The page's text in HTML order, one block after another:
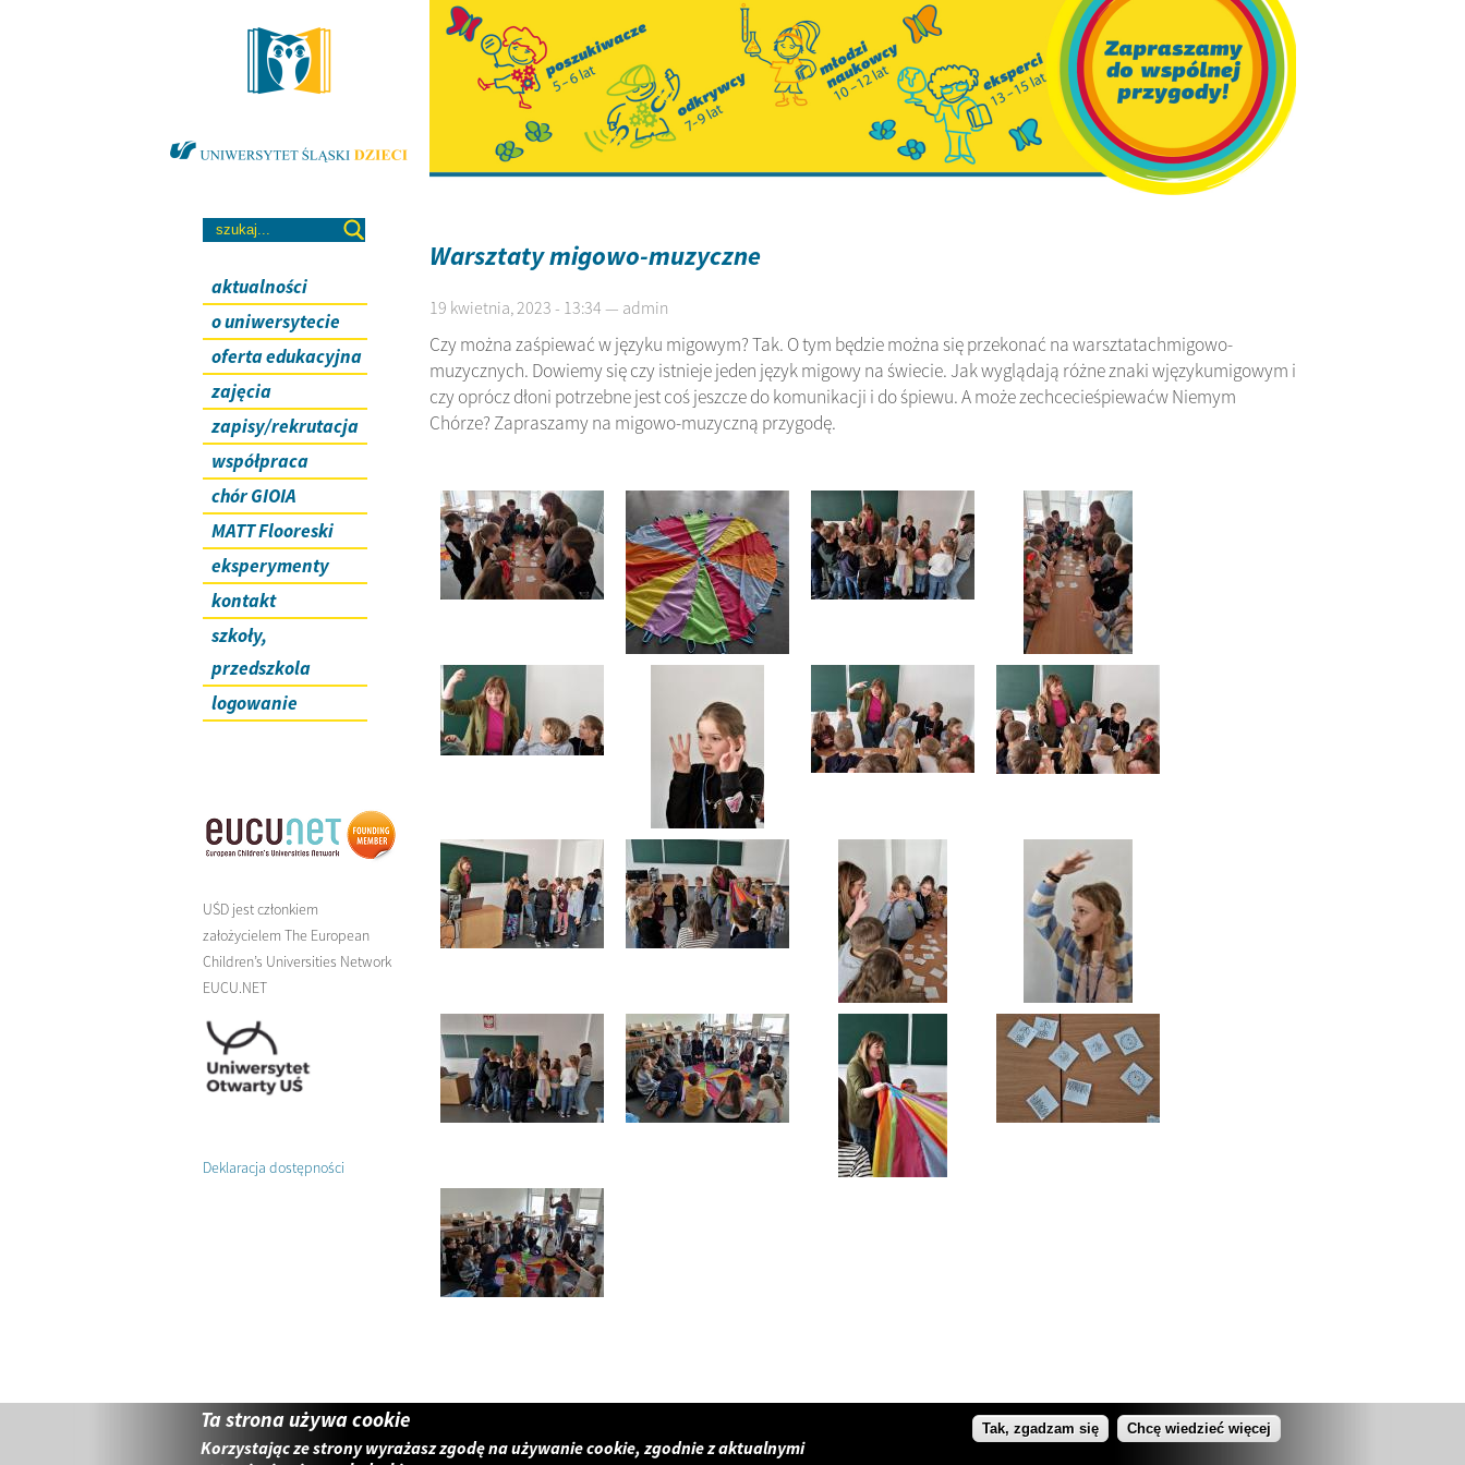
aktualności
o uniwersytecie
oferta edukacyjna
zajęcia
zapisy/rekrutacja
współpraca
chór GIOIA
MATT Flooreski
eksperymenty
kontakt
szkoły,
przedszkola
logowanie
UŚD jest członkiem
założycielem The European
Children’s Universities Network
EUCU.NET
Deklaracja dostępności
Warsztaty migowo-muzyczne
19 kwietnia, 2023 - 13:34 — admin
Czy można zaśpiewać w języku migowym? Tak. O tym będzie można się przekonać na warsztatachmigowo-
muzycznych. Dowiemy się czy istnieje jeden język migowy na świecie. Jak wyglądają różne znaki wjęzykumigowym i
czy oprócz dłoni potrzebne jest coś jeszcze do komunikacji i do śpiewu. A może zechcecieśpiewaćw Niemym
Chórze? Zapraszamy na migowo-muzyczną przygodę.
Ta strona używa cookie
Korzystając ze strony wyrażasz zgodę na używanie cookie, zgodnie z aktualnymi
Tak, zgadzam się Chcę wiedzieć więcej